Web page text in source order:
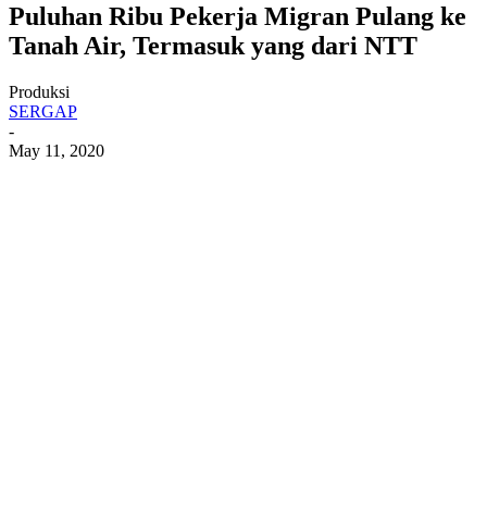
Puluhan Ribu Pekerja Migran Pulang ke
Tanah Air, Termasuk yang dari NTT
Produksi
SERGAP
-
May 11, 2020